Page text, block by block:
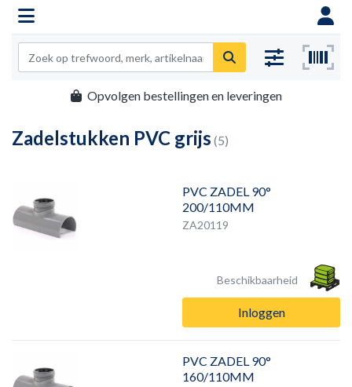
Opvolgen bestellingen en leveringen
Zadelstukken PVC grijs (5)
PVC ZADEL 90°
200/110MM
ZA20119
Beschikbaarheid
Inloggen
PVC ZADEL 90°
160/110MM